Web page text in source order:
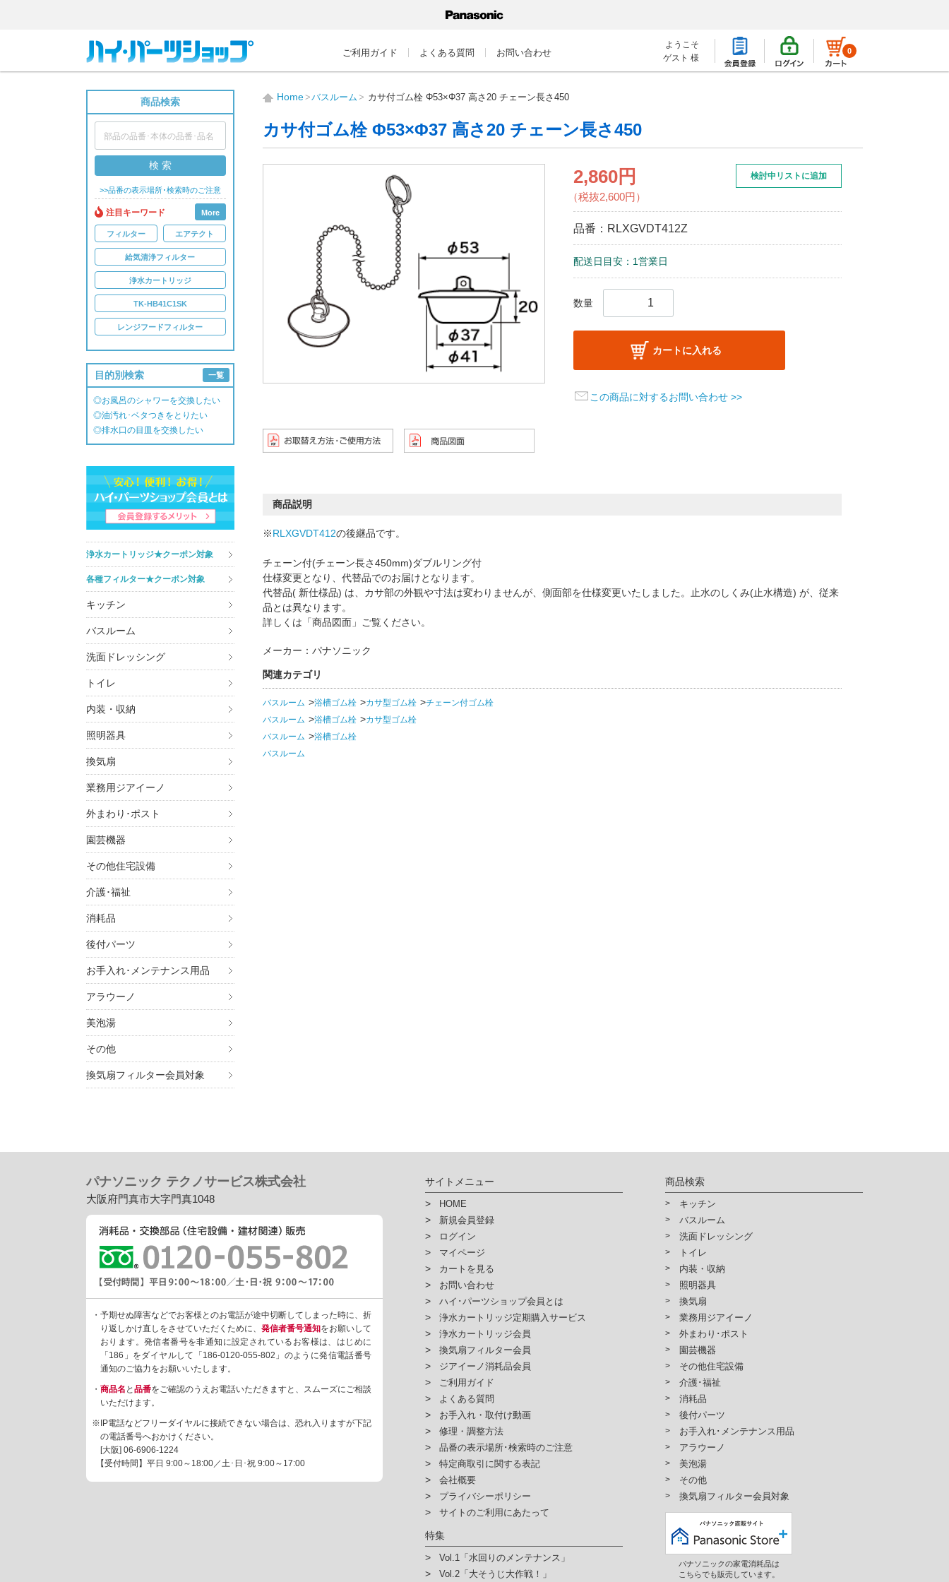
ご利用ガイド よくある質問 お問い合わせ
ようこそ
ゲスト 様
0
商品検索
検 索
>>品番の表示場所･検索時のご注意
注目キーワード More
フィルター エアテクト
給気清浄フィルター
浄水カートリッジ
TK-HB41C1SK
レンジフードフィルター
目的別検索 一覧
◎お風呂のシャワーを交換したい
◎油汚れ･ベタつきをとりたい
◎排水口の目皿を交換したい
浄水カートリッジ★クーポン対象
各種フィルター★クーポン対象
キッチン
バスルーム
洗面ドレッシング
トイレ
内装・収納
照明器具
換気扇
業務用ジアイーノ
外まわり･ポスト
園芸機器
その他住宅設備
介護･福祉
消耗品
後付パーツ
お手入れ･メンテナンス用品
アラウーノ
美泡湯
その他
換気扇フィルター会員対象
Home バスルーム カサ付ゴム栓 Φ53×Φ37 高さ20 チェーン長さ450
カサ付ゴム栓 Φ53×Φ37 高さ20 チェーン長さ450
2,860円
（税抜2,600円）
品番： RLXGVDT412Z
配送日目安：1営業日
検討中リストに追加
数量
カートに入れる
この商品に対するお問い合わせ >>
商品説明
※RLXGVDT412の後継品です。
チェーン付(チェーン長さ450mm)ダブルリング付
仕様変更となり、代替品でのお届けとなります。
代替品( 新仕様品) は、カサ部の外観や寸法は変わりませんが、側面部を仕様変更いたしました。止水のしくみ(止水構造) が、従来
品とは異なります。
詳しくは「商品図面」ご覧ください。
メーカー：パナソニック
関連カテゴリ
バスルーム 浴槽ゴム栓 カサ型ゴム栓
チェーン付ゴム栓
バスルーム
浴槽ゴム栓
カサ型ゴム栓
バスルーム
浴槽ゴム栓
バスルーム
パナソニック テクノサービス株式会社
大阪府門真市大字門真1048
・予期せぬ障害などでお客様とのお電話が途中切断してしまった時に、折
り返しかけ直しをさせていただくために、 発信者番号通知をお願いして
おります。発信者番号を非通知に設定されているお客様は、はじめに
「186」をダイヤルして「186-0120-055-802」のように発信電話番号
通知のご協力をお願いいたします。
・ 商品名 と 品番をご確認のうえお電話いただきますと、スムーズにご相談
いただけます。
※IP電話などフリーダイヤルに接続できない場合は、恐れ入りますが下記
の電話番号へおかけください。
[大阪] 06-6906-1224
【受付時間】平日 9:00～18:00／土･日･祝 9:00～17:00
サイトメニュー
HOME
新規会員登録
ログイン
マイページ
カートを見る
お問い合わせ
ハイ･パーツショップ会員とは
浄水カートリッジ定期購入サービス
浄水カートリッジ会員
換気扇フィルター会員
ジアイーノ消耗品会員
ご利用ガイド
よくある質問
お手入れ・取付け動画
修理・調整方法
品番の表示場所･検索時のご注意
特定商取引に関する表記
会社概要
プライバシーポリシー
サイトのご利用にあたって
特集
Vol.1「水回りのメンテナンス」
Vol.2「大そうじ大作戦！」
商品検索
キッチン
バスルーム
洗面ドレッシング
トイレ
内装・収納
照明器具
換気扇
業務用ジアイーノ
外まわり･ポスト
園芸機器
その他住宅設備
介護･福祉
消耗品
後付パーツ
お手入れ･メンテナンス用品
アラウーノ
美泡湯
その他
換気扇フィルター会員対象
パナソニックの家電消耗品は
こちらでも販売しています。